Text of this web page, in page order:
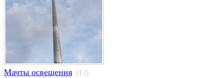
Мачты освещения (13)